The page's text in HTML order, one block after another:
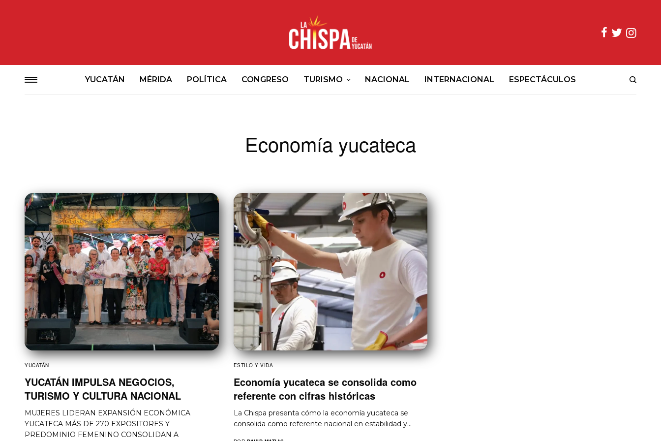
YUCATÁN MÉRIDA POLÍTICA CONGRESO TURISMO NACIONAL INTERNACIONAL ESPECTÁCULOS
Economía yucateca
YUCATÁN
YUCATÁN IMPULSA NEGOCIOS,
TURISMO Y CULTURA NACIONAL
MUJERES LIDERAN EXPANSIÓN ECONÓMICA
YUCATECA MÁS DE 270 EXPOSITORES Y
PREDOMINIO FEMENINO CONSOLIDAN A
ESTILO Y VIDA
Economía yucateca se consolida como
referente con cifras históricas
La Chispa presenta cómo la economía yucateca se
consolida como referente nacional en estabilidad y…